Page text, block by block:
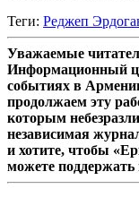
Теги: Реджеп
Уважаемые
Информационный
событиях в
продолжаем эту
которым
независимая
и хотите, чтобы
можете